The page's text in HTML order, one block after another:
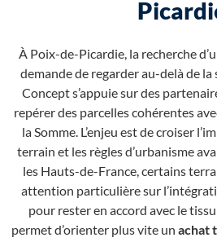
À Poix-de-Picardie, la recherche
demande de regarder au-delà de
Concept s’appuie sur des
repérer des parcelles cohérentes
la Somme. L’enjeu est de croiser
terrain et les règles d’urbanisme
les Hauts-de-France, certains
attention particulière sur
pour rester en accord avec le
permet d’orienter plus vite un achat